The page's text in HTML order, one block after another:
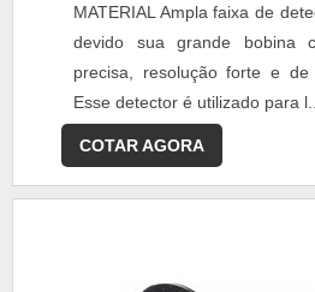
MATERIAL Ampla faixa de
devido sua grande bobina
precisa, resolução forte e de
Esse detector é utilizado para l...
COTAR AGORA